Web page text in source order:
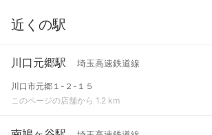
近くの駅
川口元郷駅 埼玉高速鉄道線
川口市元郷１-２-１５
このページの店舗から 1.2 km